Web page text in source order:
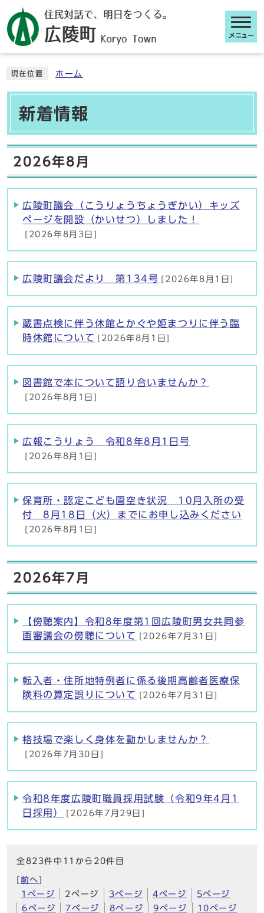
メニュー
現在位置 ホーム
新着情報
2026年8月
広陵町議会（こうりょうちょうぎかい）キッズ
ページを開設（かいせつ）しました！
[2026年8月3日]
広陵町議会だより 第134号 [2026年8月1日]
蔵書点検に伴う休館とかぐや姫まつりに伴う臨
時休館について
[2026年8月1日]
図書館で本について語り合いませんか？
[2026年8月1日]
広報こうりょう 令和8年8月1日号
[2026年8月1日]
保育所・認定こども園空き状況 10月入所の受
付 8月18日（火）までにお申し込みください
[2026年8月1日]
2026年7月
【傍聴案内】令和8年度第1回広陵町男女共同参
画審議会の傍聴について
[2026年7月31日]
転入者・住所地特例者に係る後期高齢者医療保
険料の算定誤りについて
[2026年7月31日]
格技場で楽しく身体を動かしませんか？
[2026年7月30日]
令和8年度広陵町職員採用試験（令和9年4月1
日採用）
[2026年7月29日]
全823件中11から20件目
前へ
1ページ
2ページ 3ページ 4ページ
5ページ
6ページ
7ページ 8ページ 9ページ 10ページ